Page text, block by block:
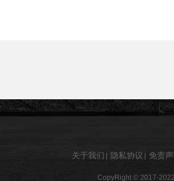
关于我们 隐私协议 免责
CopyRight © 2017-2022